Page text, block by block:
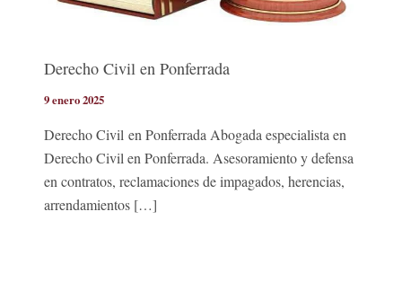
Derecho Civil en Ponferrada
9 enero 2025
Derecho Civil en Ponferrada Abogada especialista en
Derecho Civil en Ponferrada. Asesoramiento y defensa
en contratos, reclamaciones de impagados, herencias,
arrendamientos […]